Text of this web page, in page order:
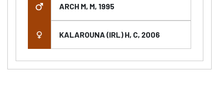
ARCH M, M, 1995
KALAROUNA (IRL) H, C, 2006